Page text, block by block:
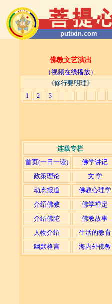
putixin.com
佛教文艺演出
（视频在线播放）
《修行要明理》
1 2 3
连载专栏
首页(一日一读)
佛学讲记
政策理论
文 学
动态报道
佛教心理学
介绍佛教
佛学禅定
介绍佛陀
佛教故事
人物介绍
生活的教育
幽默格言
海内外佛教